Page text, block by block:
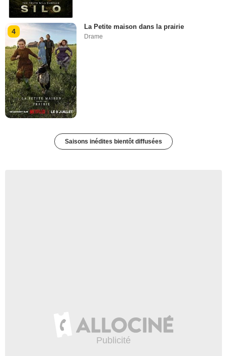
4
La Petite maison dans la prairie
Drame
Saisons inédites bientôt diffusées